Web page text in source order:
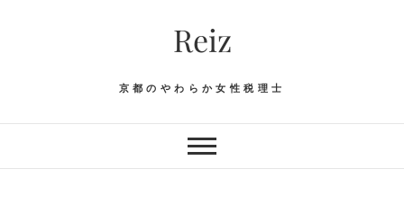
Reiz
京都のやわらか女性税理士